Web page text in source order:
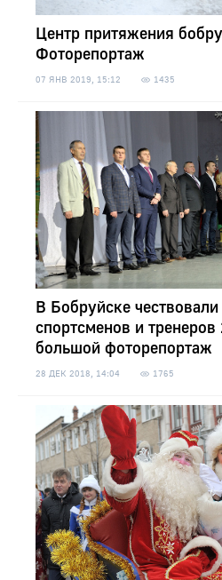
Центр притяжения
Фоторепортаж
07 ЯНВ 2019, 15:12 1435
В Бобруйске
спортсменов и тренеров
большой фоторепортаж
28 ДЕК 2018, 14:04 1765